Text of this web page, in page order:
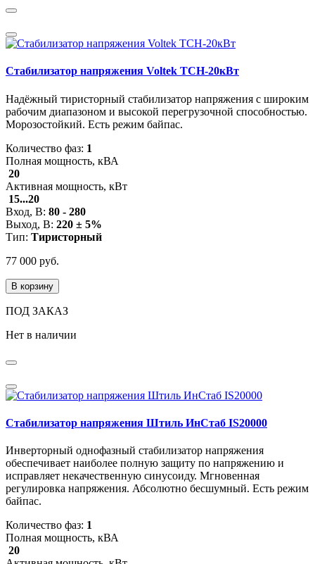
Стабилизатор напряжения Voltek ТСН-20кВт
Надёжный тиристорный стабилизатор напряжения с широким
рабочим диапазоном и высокой перегрузочной способностью.
Морозостойкий. Есть режим байпас.
Количество фаз: 1
Полная мощность, кВА
20
Активная мощность, кВт
15...20
Вход, В: 80 - 280
Выход, В: 220 ± 5%
Тип: Тиристорный
77 000 руб.
В корзину
ПОД ЗАКАЗ
Нет в наличии
Стабилизатор напряжения Штиль ИнСтаб IS20000
Инверторный однофазный стабилизатор напряжения
обеспечивает наиболее полную защиту по напряжению и
исправляет некачественную синусоиду. Мгновенная
регулировка напряжения. Абсолютно бесшумный. Есть режим
байпас.
Количество фаз: 1
Полная мощность, кВА
20